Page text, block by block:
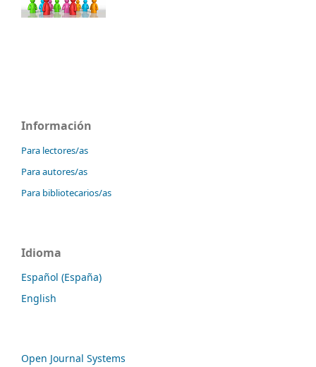
Información
Para lectores/as
Para autores/as
Para bibliotecarios/as
Idioma
Español (España)
English
Open Journal Systems